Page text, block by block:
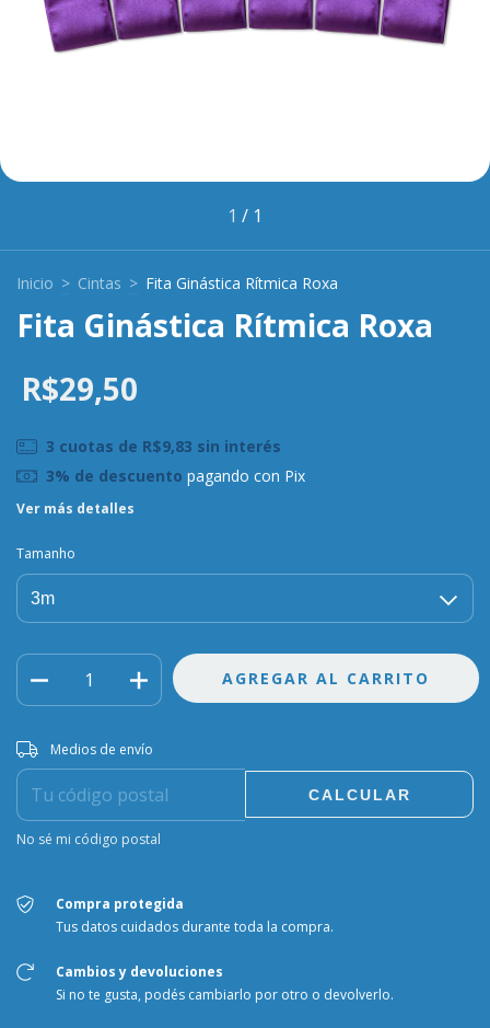
1 / 1
Inicio > Cintas > Fita Ginástica Rítmica Roxa
Fita Ginástica Rítmica Roxa
R$29,50
3 cuotas de R$9,83 sin interés
3% de descuento pagando con Pix
Ver más detalles
Tamanho
Entregas para el CP:
Medios de envío
CALCULAR
No sé mi código postal
Compra protegida
Tus datos cuidados durante toda la compra.
Cambios y devoluciones
Si no te gusta, podés cambiarlo por otro o devolverlo.